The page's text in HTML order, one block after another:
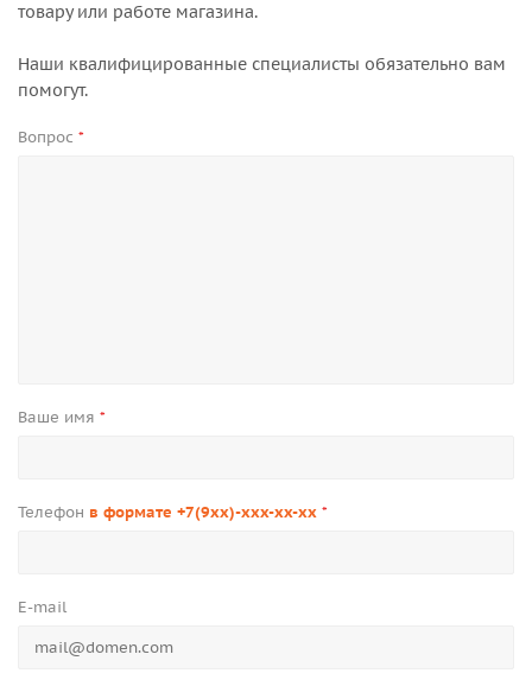
товару или работе магазина.
Наши квалифицированные специалисты обязательно вам
помогут.
Вопрос *
Ваше имя *
Телефон в формате +7(9xx)-xxx-xx-xx *
E-mail